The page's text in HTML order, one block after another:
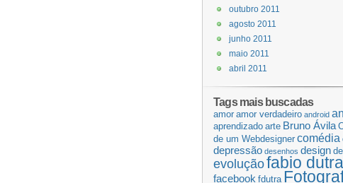
outubro 2011
agosto 2011
junho 2011
maio 2011
abril 2011
Tags mais buscadas
amor amor verdadeiro android
aprendizado arte Bruno Ávila
de um Webdesigner comédia
depressão desenhos design
evoluçãofabio dutra
facebook fdutra